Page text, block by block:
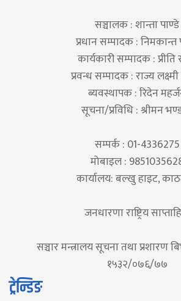
सञ्चालक : शान्ता पाण्डे
प्रधान सम्पादक : निमकान्त
कार्यकारी सम्पादक :
प्रवन्ध सम्पादक : राज्य
ब्यवस्थापक : रिदेन
सूचना/प्रविधि : श्रीमन
सम्पर्क : 01-4336275
मोबाइल :
कार्यालय: बल्खु हाइट,
जनधारणा राष्ट्रिय
सञ्चार मन्त्रालय सूचना तथा प्रशारण
१५३२/०७६/७७
ट्रेन्डिङ